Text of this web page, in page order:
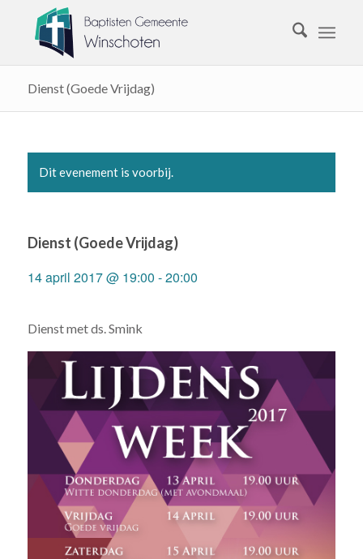
Dienst (Goede Vrijdag)
Dit evenement is voorbij.
Dienst (Goede Vrijdag)
14 april 2017 @ 19:00 -20:00
Dienst met ds. Smink